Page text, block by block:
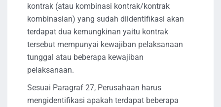
kontrak (atau kombinasi kontrak/kontrak
kombinasian) yang sudah diidentifikasi akan
terdapat dua kemungkinan yaitu kontrak
tersebut mempunyai kewajiban pelaksanaan
tunggal atau beberapa kewajiban
pelaksanaan.
Sesuai Paragraf 27, Perusahaan harus
mengidentifikasi apakah terdapat beberapa